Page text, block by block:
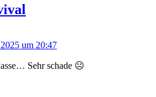
um 20:47
Sehr schade ☹️